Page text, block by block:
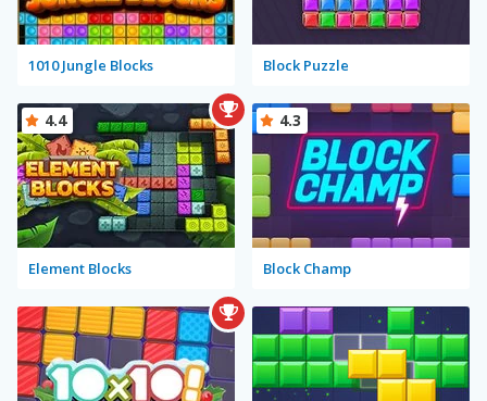
1010 Jungle Blocks Block Puzzle
Element Blocks
4.4
Block Champ
4.3